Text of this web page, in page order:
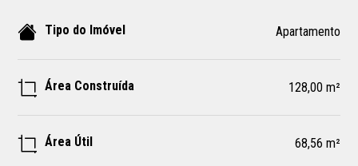
Tipo do Imóvel Apartamento
Área Construída 128,00 m²
Área Útil 68,56 m²